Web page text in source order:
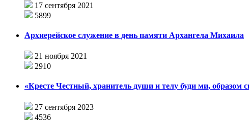
17 сентября 2021
5899
Архиерейское служение в день памяти Архангела Михаила
21 ноября 2021
2910
«Кресте Честный, хранитель души и телу буди ми, образом
27 сентября 2023
4536